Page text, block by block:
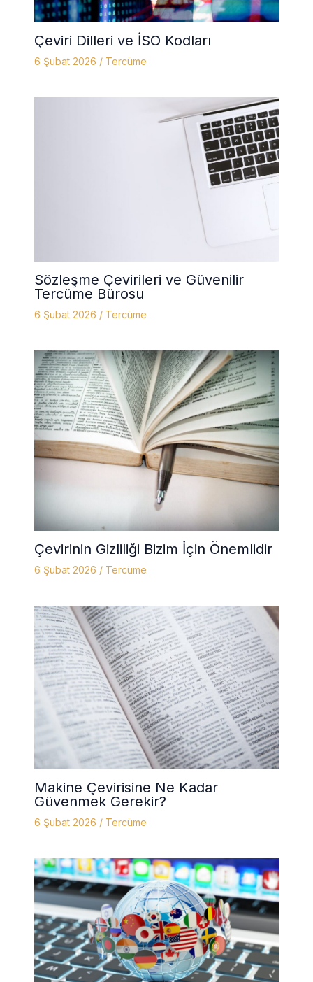
Çeviri Dilleri ve İSO Kodları
6 Şubat 2026 / Tercüme
Sözleşme Çevirileri ve Güvenilir
Tercüme Bürosu
6 Şubat 2026 / Tercüme
Çevirinin Gizliliği Bizim İçin Önemlidir
6 Şubat 2026 / Tercüme
Makine Çevirisine Ne Kadar
Güvenmek Gerekir?
6 Şubat 2026 / Tercüme